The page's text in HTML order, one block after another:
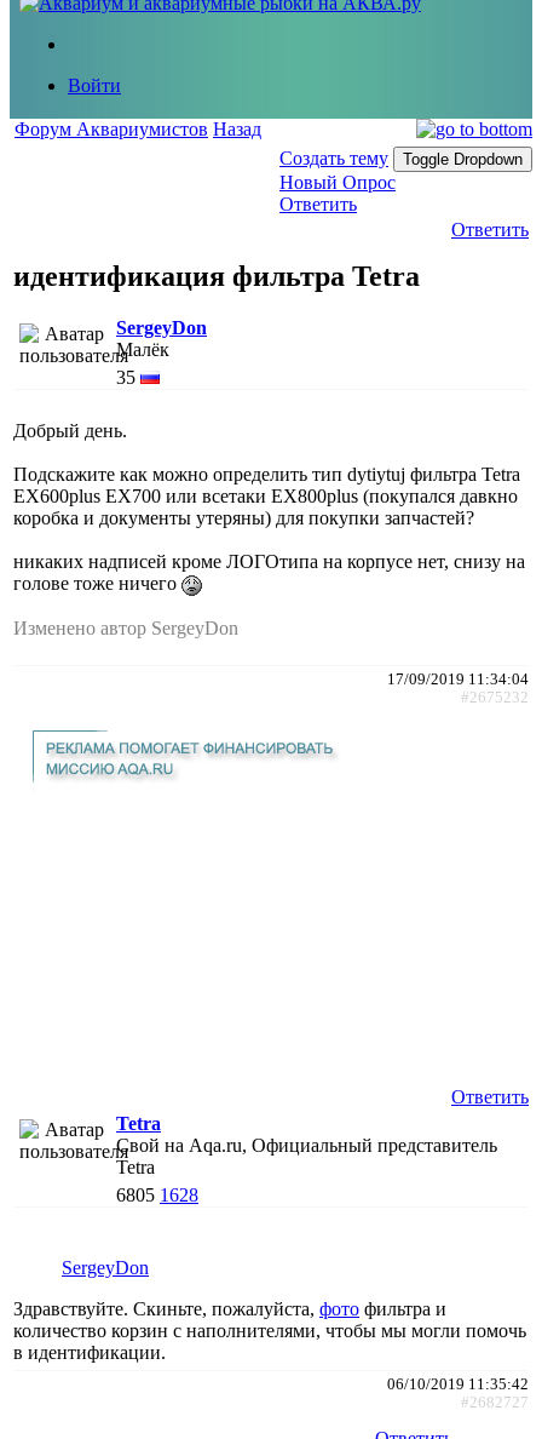
Войти
Форум Аквариумистов Назад
Создать тему
Toggle Dropdown
Новый Опрос
Ответить
Ответить
идентификация фильтра Tetra
SergeyDon
Малёк
35
Добрый день.
Подскажите как можно определить тип dytiytuj фильтра Tetra
EX600plus EX700 или всетаки EX800plus (покупался давкно
коробка и документы утеряны) для покупки запчастей?
никаких надписей кроме ЛОГОтипа на корпусе нет, снизу на
голове тоже ничего
Изменено автор SergeyDon
17/09/2019 11:34:04
#2675232
Ответить
Tetra
Свой на Aqa.ru, Официальный представитель
Tetra
6805 1628
SergeyDon
Здравствуйте. Скиньте, пожалуйста, фото фильтра и
количество корзин с наполнителями, чтобы мы могли помочь
в идентификации.
06/10/2019 11:35:42
#2682727